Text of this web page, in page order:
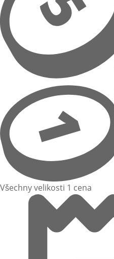
Všechny velikosti 1 cena